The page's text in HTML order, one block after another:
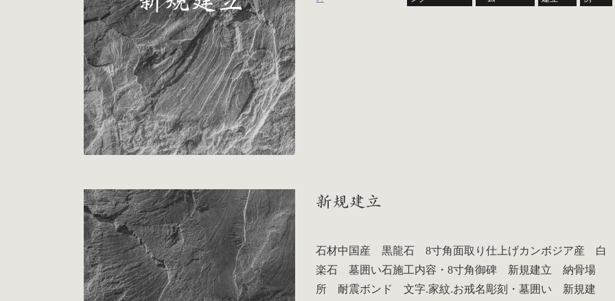
新規建立
石材中国産 黒龍石 8寸角面取り仕上げカンボジア産 白
楽石 墓囲い石施工内容・8寸角御碑 新規建立 納骨場
所 耐震ボンド 文字.家紋.お戒名彫刻・墓囲い 新規建